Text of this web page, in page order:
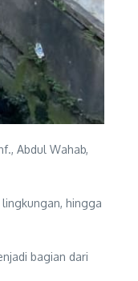
Abdul Wahab,
hingga
bagian dari